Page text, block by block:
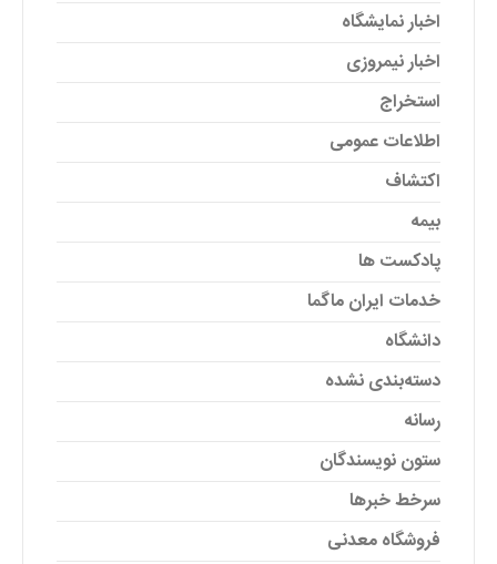
اخبار نمایشگاه
اخبار نیمروزی
استخراج
اطلاعات عمومی
اکتشاف
بیمه
پادکست ها
خدمات ایران ماگما
دانشگاه
دسته‌بندی نشده
رسانه
ستون نویسندگان
سرخط خبرها
فروشگاه معدنی